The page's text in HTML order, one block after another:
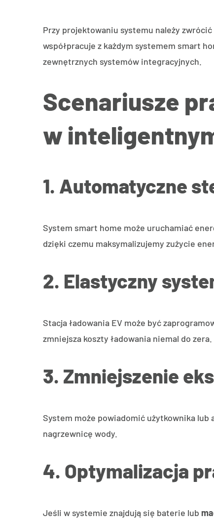
Przy projektowaniu systemu należy
współpracuje z każdym systemem smart
zewnętrznych systemów integracyjnych.
Scenariusze
w
1. Automatyczne
System smart home może uruchamiać
dzięki czemu maksymalizujemy zużycie
2. Elastyczny
Stacja ładowania EV może być
zmniejsza koszty ładowania niemal do zera.
3. Zmniejszenie
System może powiadomić użytkownika
nagrzewnicę wody.
4. Optymalizacja
Jeśli w systemie znajdują się baterie lub